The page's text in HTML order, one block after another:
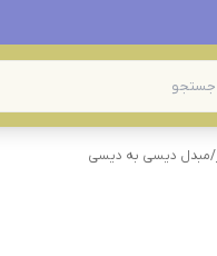
/مبدل دیسی به دیسی